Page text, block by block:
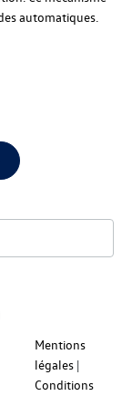
automatiques.
Mentions
légales
Conditions